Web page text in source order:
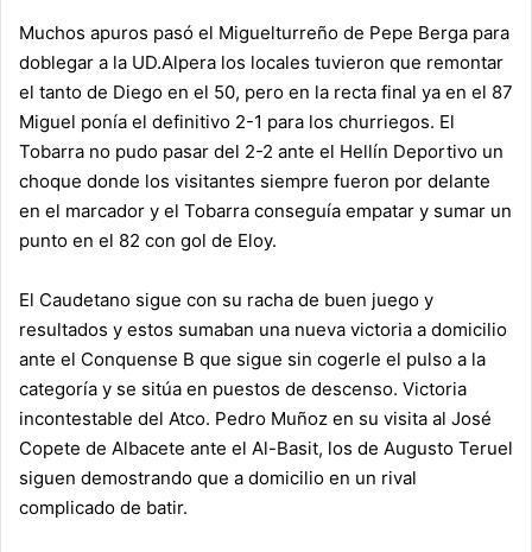
Muchos apuros pasó el Miguelturreño de Pepe Berga para
doblegar a la UD.Alpera los locales tuvieron que remontar
el tanto de Diego en el 50, pero en la recta final ya en el 87
Miguel ponía el definitivo 2-1 para los churriegos. El
Tobarra no pudo pasar del 2-2 ante el Hellín Deportivo un
choque donde los visitantes siempre fueron por delante
en el marcador y el Tobarra conseguía empatar y sumar un
punto en el 82 con gol de Eloy.
El Caudetano sigue con su racha de buen juego y
resultados y estos sumaban una nueva victoria a domicilio
ante el Conquense B que sigue sin cogerle el pulso a la
categoría y se sitúa en puestos de descenso. Victoria
incontestable del Atco. Pedro Muñoz en su visita al José
Copete de Albacete ante el Al-Basit, los de Augusto Teruel
siguen demostrando que a domicilio en un rival
complicado de batir.